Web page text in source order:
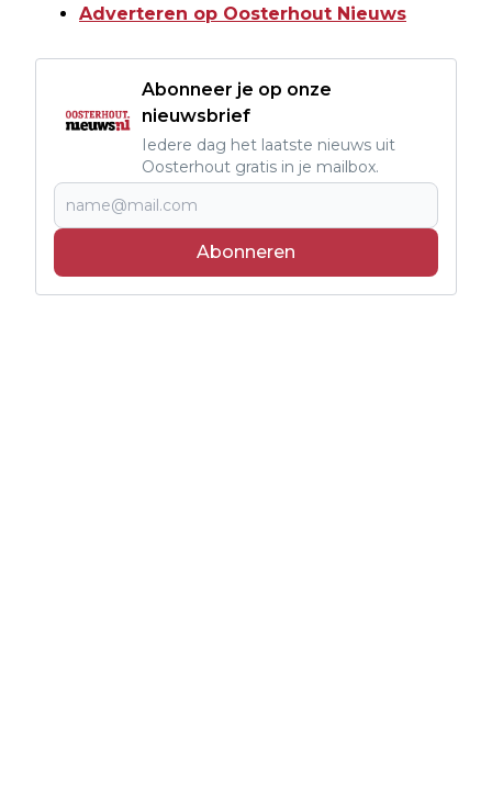
Adverteren op Oosterhout Nieuws
Abonneer je op onze
nieuwsbrief
Iedere dag het laatste nieuws uit
Oosterhout gratis in je mailbox.
Abonneren